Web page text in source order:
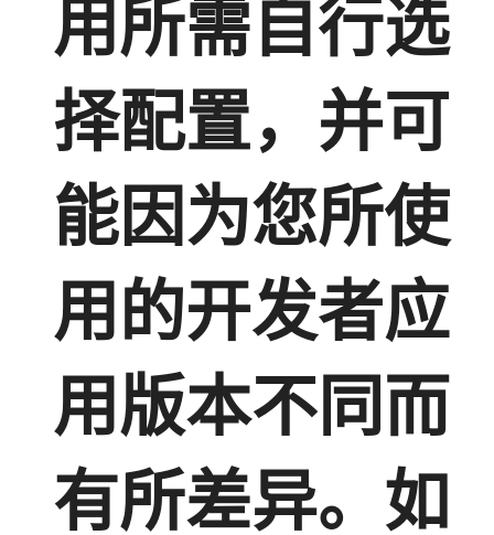
用所需自行选
择配置，并可
能因为您所使
用的开发者应
用版本不同而
有所差异。如